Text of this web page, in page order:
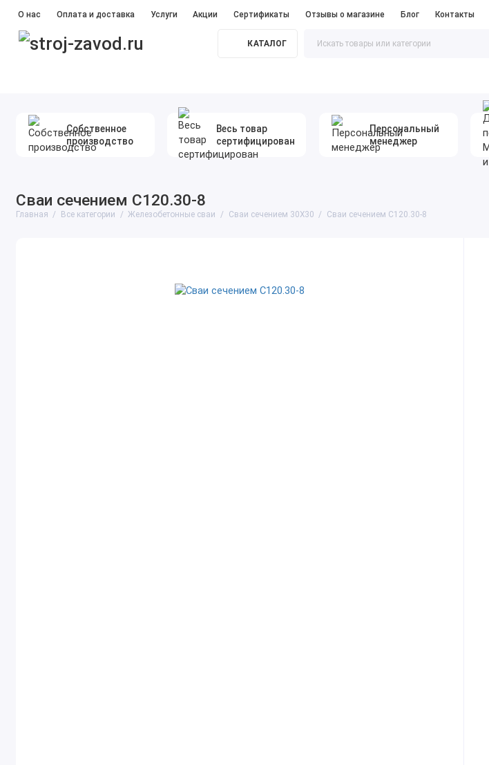
О нас Оплата и доставка Услуги Акции Сертификаты Отзывы о магазине Блог Контакты
КАТАЛОГ
Собственное
производство
Весь товар
сертифицирован
Персональный
менеджер
Сваи сечением С120.30-8
Главная Все категории Железобетонные сваи Сваи сечением 30Х30 Сваи сечением С120.30-8